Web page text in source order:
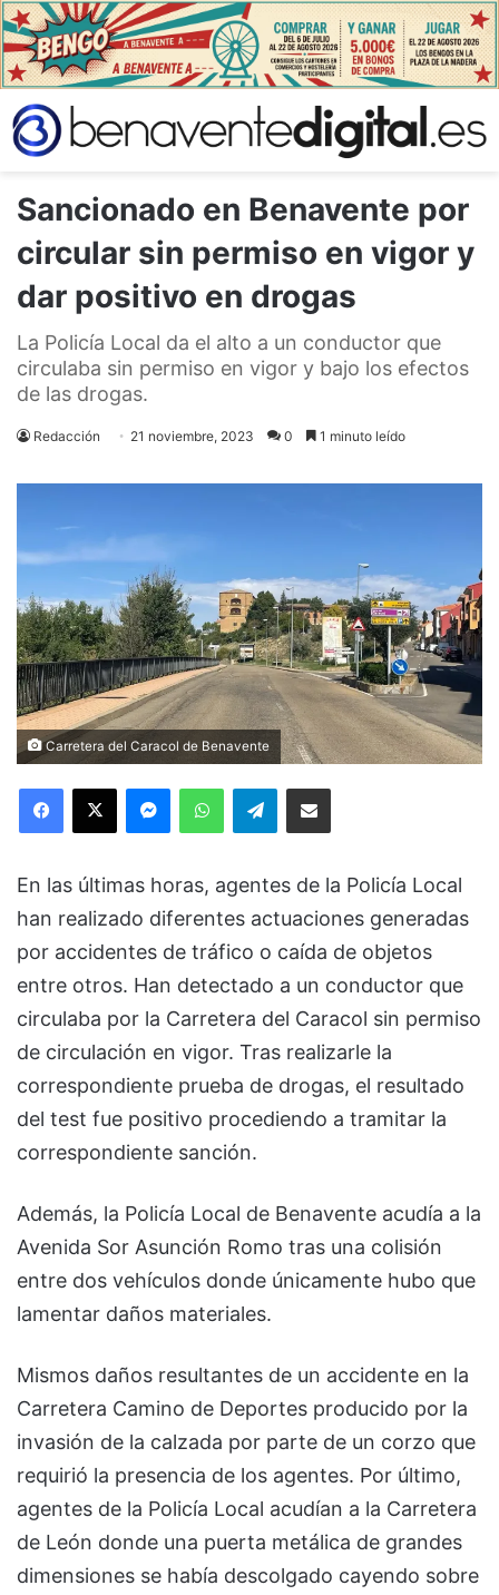
Sancionado en Benavente por
circular sin permiso en vigor y
dar positivo en drogas
La Policía Local da el alto a un conductor que
circulaba sin permiso en vigor y bajo los efectos
de las drogas.
Redacción 21 noviembre, 2023 0 1 minuto leído
Carretera del Caracol de Benavente
Facebook
X MessengerWhatsAppTelegramCompartir via Email
En las últimas horas, agentes de la Policía Local
han realizado diferentes actuaciones generadas
por accidentes de tráfico o caída de objetos
entre otros. Han detectado a un conductor que
circulaba por la Carretera del Caracol sin permiso
de circulación en vigor. Tras realizarle la
correspondiente prueba de drogas, el resultado
del test fue positivo procediendo a tramitar la
correspondiente sanción.
Además, la Policía Local de Benavente acudía a la
Avenida Sor Asunción Romo tras una colisión
entre dos vehículos donde únicamente hubo que
lamentar daños materiales.
Mismos daños resultantes de un accidente en la
Carretera Camino de Deportes producido por la
invasión de la calzada por parte de un corzo que
requirió la presencia de los agentes. Por último,
agentes de la Policía Local acudían a la Carretera
de León donde una puerta metálica de grandes
dimensiones se había descolgado cayendo sobre